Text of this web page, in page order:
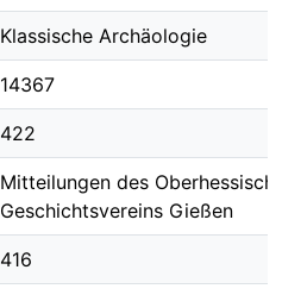
Klassische Archäologie
14367
422
Mitteilungen des
Geschichtsvereins Gießen
416